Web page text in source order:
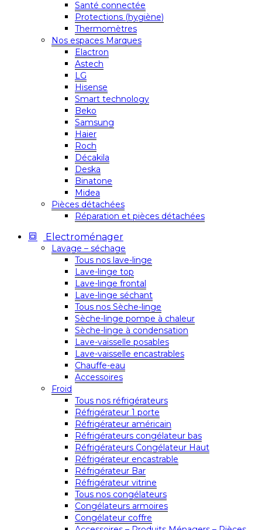
Santé connectée
Protections (hygiène)
Thermomètres
Nos espaces Marques
Elactron
Astech
LG
Hisense
Smart technology
Beko
Samsung
Haier
Roch
Décakila
Deska
Binatone
Midea
Pièces détachées
Réparation et pièces détachées
Electroménager
Lavage – séchage
Tous nos lave-linge
Lave-linge top
Lave-linge frontal
Lave-linge séchant
Tous nos Sèche-linge
Sèche-linge pompe à chaleur
Sèche-linge à condensation
Lave-vaisselle posables
Lave-vaisselle encastrables
Chauffe-eau
Accessoires
Froid
Tous nos réfrigérateurs
Réfrigérateur 1 porte
Réfrigérateur américain
Réfrigérateurs congélateur bas
Réfrigérateurs Congélateur Haut
Réfrigérateur encastrable
Réfrigérateur Bar
Réfrigérateur vitrine
Tous nos congélateurs
Congélateurs armoires
Congélateur coffre